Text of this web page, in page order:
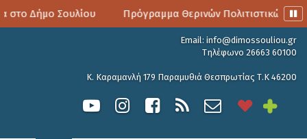
στο Δήμο Σουλίου Πρόγραμμα Θερινών Πολιτιστικών
Email: info@dimossouliou.gr
Τηλέφωνο 26663 60100
Κ. Καραμανλή 179 Παραμυθιά Θεσπρωτίας Τ.Κ 46200